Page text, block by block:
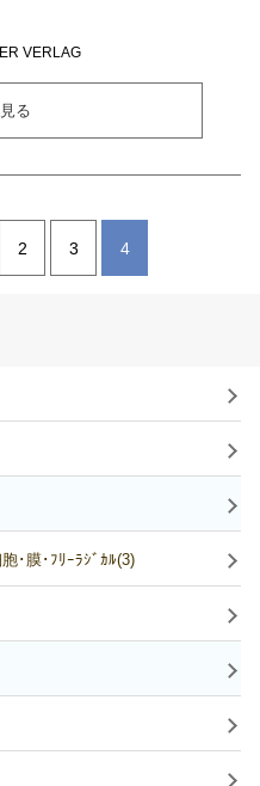
VERLAG
る
2 3 4
･膜･ﾌﾘｰﾗｼﾞｶﾙ(3)